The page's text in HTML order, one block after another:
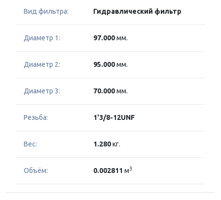
Вид фильтра: Гидравлический фильтр
Диаметр 1: 97.000мм.
Диаметр 2: 95.000мм.
Диаметр 3: 70.000мм.
Резьба: 1'3/8-12UNF
Вес: 1.280кг.
Объём: 0.002811 м3